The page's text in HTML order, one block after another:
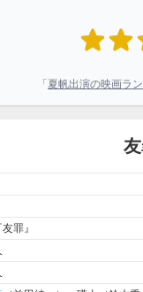
「 夏帆出演の映画ラ
罪』